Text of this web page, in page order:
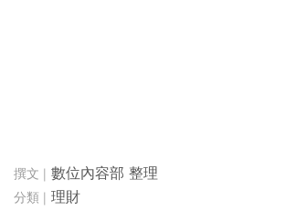
數位內容部 整理
理財